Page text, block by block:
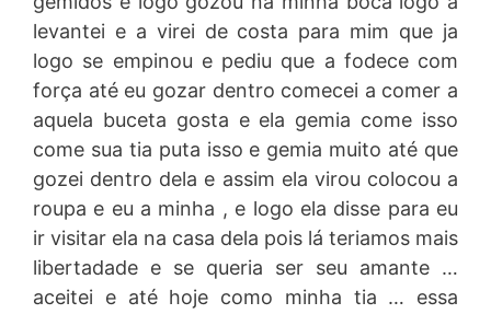
levantei e a virei de costa para mim que ja
logo se empinou e pediu que a fodece com
força até eu gozar dentro comecei a comer a
aquela buceta gosta e ela gemia come isso
come sua tia puta isso e gemia muito até que
gozei dentro dela e assim ela virou colocou a
roupa e eu a minha , e logo ela disse para eu
ir visitar ela na casa dela pois lá teriamos mais
libertadade e se queria ser seu amante …
aceitei e até hoje como minha tia … essa